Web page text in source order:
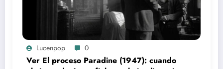
Lucenpop 0
Ver El proceso Paradine (1947): cuando